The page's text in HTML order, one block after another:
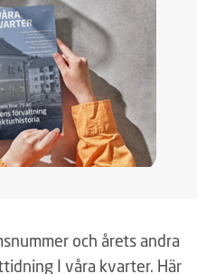
och årets andra
I våra kvarter. Här